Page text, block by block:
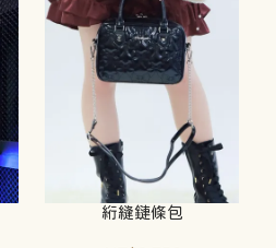
絎縫鏈條包